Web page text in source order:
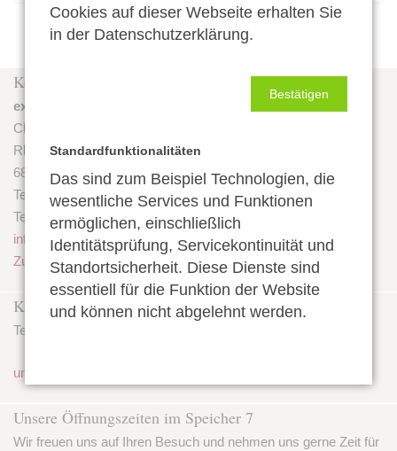
Kontakt
extraprima
Champagner- und Weinimport
Rheinvorlandstraße 7
68159 Mannheim
Telefon (06 21) 2 86 52
Telefax (06 21) 2 49 57
info@extraprima.com
Zum Kontaktformular
Kundenservice
Telefonische Unterstützung und Beratung unter
und per E-Mail
Unsere Öffnungszeiten im Speicher 7
Wir freuen uns auf Ihren Besuch und nehmen uns gerne Zeit für
Cookies auf dieser Webseite erhalten Sie
in der Datenschutzerklärung.
Bestätigen
Standardfunktionalitäten
Das sind zum Beispiel Technologien, die
wesentliche Services und Funktionen
ermöglichen, einschließlich
Identitätsprüfung, Servicekontinuität und
Standortsicherheit. Diese Dienste sind
essentiell für die Funktion der Website
und können nicht abgelehnt werden.